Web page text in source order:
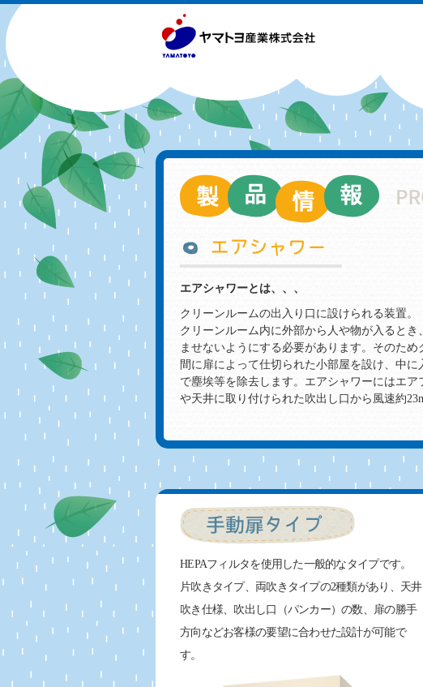
エアシャワーとは、、、
クリーンルームの出入り口に設けられる装置。
クリーンルーム内に外部から人や物が入ると
ませないようにする必要があります。そのた
間に扉によって仕切られた小部屋を設け、中
で塵埃等を除去します。エアシャワーにはエ
や天井に取り付けられた吹出し口から風速約
HEPAフィルタを使用した一般的なタイプです。
片吹きタイプ、両吹きタイプの2種類があり、天井
吹き仕様、吹出し口（パンカー）の数、扉の勝手
方向などお客様の要望に合わせた設計が可能で
す。